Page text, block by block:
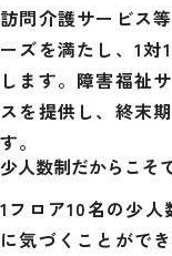
訪問介護サービス
ーズを満たし、1対
します。障害福祉
スを提供し、終末
す。
少人数制だからこそ
1フロア10名の少
に気づくことがで